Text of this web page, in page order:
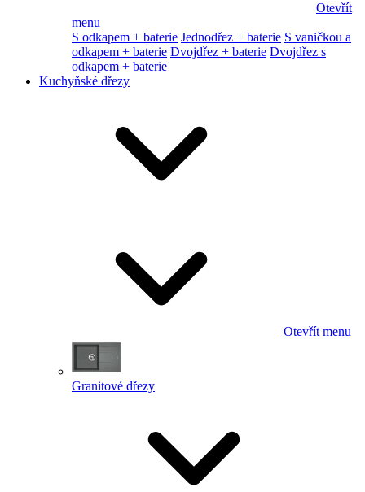
Otevřít
menu
S odkapem + baterie Jednodřez + baterie S vaničkou a
odkapem + baterie Dvojdřez + baterie Dvojdřez s
odkapem + baterie
Kuchyňské dřezy
Otevřít menu
Granitové dřezy